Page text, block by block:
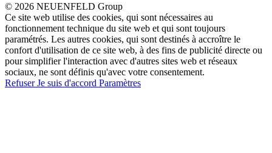
© 2026 NEUENFELD Group
Ce site web utilise des cookies, qui sont nécessaires au
fonctionnement technique du site web et qui sont toujours
paramétrés. Les autres cookies, qui sont destinés à accroître le
confort d'utilisation de ce site web, à des fins de publicité directe ou
pour simplifier l'interaction avec d'autres sites web et réseaux
sociaux, ne sont définis qu'avec votre consentement.
RefuserJe suis d'accord Paramètres